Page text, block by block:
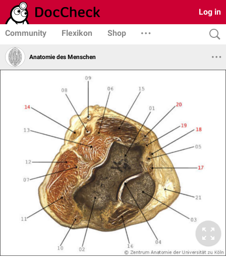
Log in
Community Flexikon Shop
Anatomie des Menschen